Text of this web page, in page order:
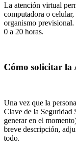
La atención virtual
computadora o
organismo previsional.
0 a 20 horas.
Cómo solicitar
Una vez que la
Clave de la Seguridad
generar en el
breve descripción,
todo.